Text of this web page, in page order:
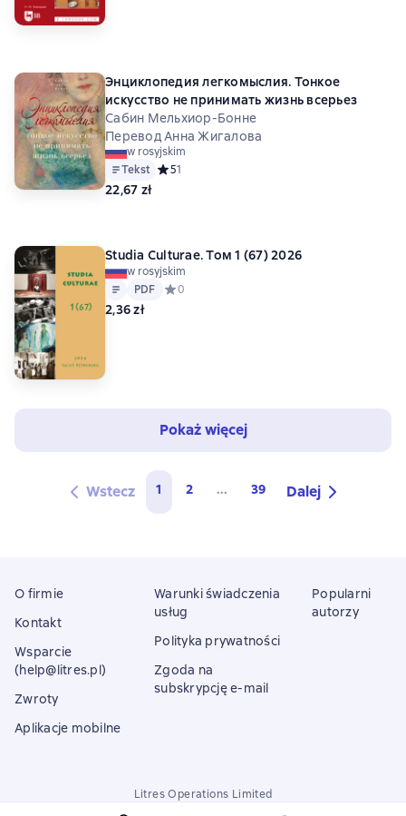
Энциклопедия легкомыслия. Тонкое
искусство не принимать жизнь всерьез
Сабин Мельхиор-Бонне
Перевод Анна Жигалова
w rosyjskim
Tekst Средний рейтинг 5 на основе 1 оценок
51
22,67 zł
Studia Culturae. Том 1 (67) 2026
w rosyjskim
Tekst
PDF
PDF Средний рейтинг 0 на основе 0 оценок
0
2,36 zł
Pokaż więcej
Wstecz 1 2 ... 39 Dalej
O firmie
Kontakt
Wsparcie
(help@litres.pl)
Zwroty
Aplikacje mobilne
Warunki świadczenia
usług
Polityka prywatności
Zgoda na
subskrypcję e-mail
Popularni
autorzy
Litres Operations Limited